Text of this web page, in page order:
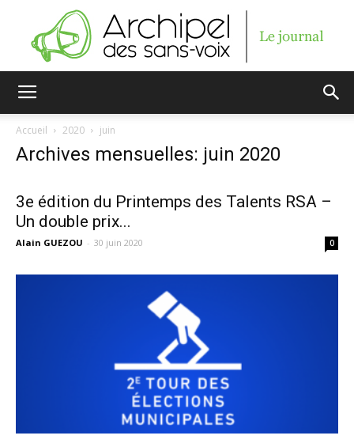
voix
Accueil 2020 juin
Archives mensuelles: juin 2020
3e édition du Printemps des Talents RSA –
Un double prix...
Alain GUEZOU - 30 juin 2020 0